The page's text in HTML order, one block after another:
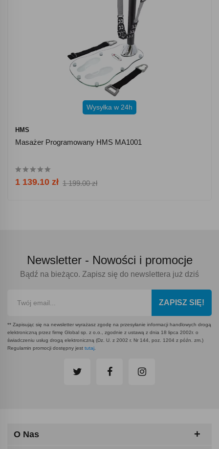
Wysyłka w 24h
HMS
Masażer Programowany HMS MA1001
1 139.10 zł 1 199.00 zł
Newsletter - Nowości i promocje
Bądź na bieżąco. Zapisz się do newslettera już dziś
ZAPISZ SIĘ!
** Zapisując się na newsletter wyrażasz zgodę na przesyłanie informacji handlowych drogą
elektroniczną przez firmę Global sp. z o.o., zgodnie z ustawą z dnia 18 lipca 2002r. o
świadczeniu usług drogą elektroniczną (Dz. U. z 2002 r. Nr 144, poz. 1204 z późn. zm.)
Regulamin promocji dostępny jest tutaj
O Nas